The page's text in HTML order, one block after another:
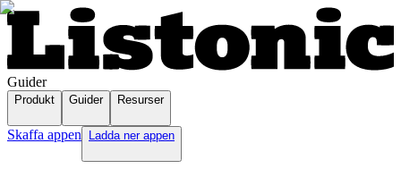
Guider
Produkt Guider Resurser
Skaffa appen Ladda ner appen